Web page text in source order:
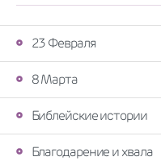
23 Февраля
8 Марта
Библейские истории
Благодарение и хвала